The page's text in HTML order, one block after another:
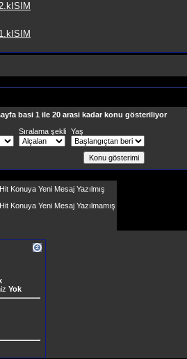
basi 1 ile 20 arasi kadar konu gösteriliyor
Sıralama şekli Yaş
Hit Konuya Yeni Mesaj Yazılmış
Hit Konuya Yeni Mesaj Yazılmamış
Yok